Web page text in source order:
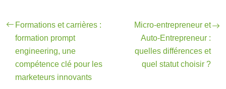
Formations et carrières :
formation prompt
engineering, une
compétence clé pour les
marketeurs innovants
Micro-entrepreneur et
Auto-Entrepreneur :
quelles différences et
quel statut choisir ?